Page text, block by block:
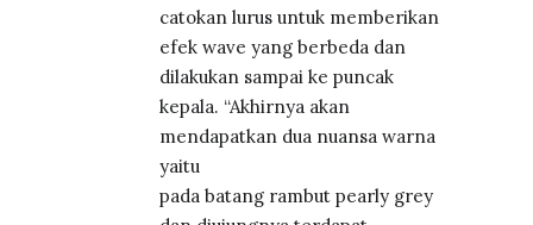
catokan lurus untuk memberikan
efek wave yang berbeda dan
dilakukan sampai ke puncak
kepala. “Akhirnya akan
mendapatkan dua nuansa warna
yaitu
pada batang rambut pearly grey